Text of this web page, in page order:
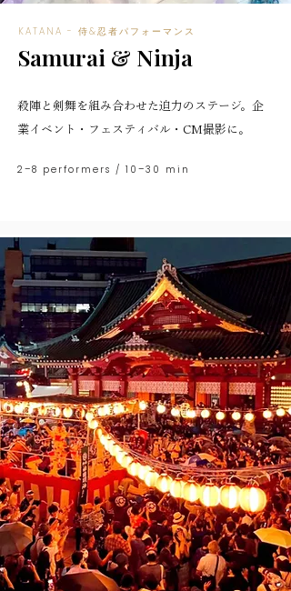
KATANA - 侍&忍者パフォーマンス
Samurai & Ninja
殺陣と剣舞を組み合わせた迫力のステージ。企
業イベント・フェスティバル・CM撮影に。
2–8 performers / 10–30 min